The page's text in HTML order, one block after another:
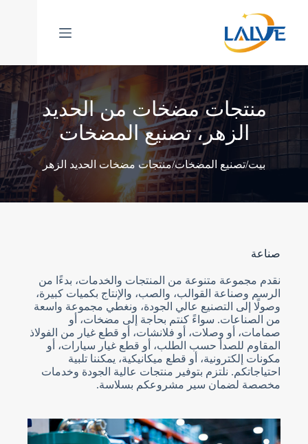
المحتوى
منتجات مضخات من الحديد
الزهر، تصنيع المضخات
بيت/تصنيع المضخات/منتجات مضخات الحديد الزهر
صناعة
نقدم مجموعة متنوعة من المنتجات والخدمات، بدءًا من
الرسم وصناعة القوالب، والصب، والإنتاج بكميات كبيرة،
وصولًا إلى التصنيع عالي الجودة، ونغطي مجموعة واسعة
من الصناعات. سواءً كنتم بحاجة إلى مضخات، أو
صمامات، أو وصلات، أو فلانشات، أو قطع غيار من الفولاذ
المقاوم للصدأ حسب الطلب، أو قطع غيار سيارات، أو
مكونات إلكترونية، أو قطع ميكانيكية، يمكننا تلبية
احتياجاتكم. نلتزم بتوفير منتجات عالية الجودة وخدمات
مخصصة لضمان سير مشروعكم بسلاسة.